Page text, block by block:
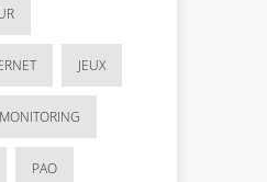
JEUX
MONITORING
PAO